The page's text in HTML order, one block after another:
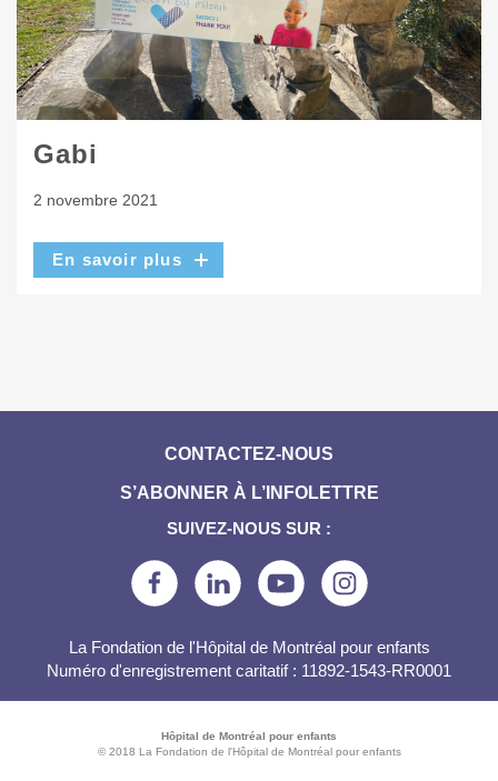
Gabi
2 novembre 2021
En savoir plus
CONTACTEZ-NOUS
S’ABONNER À L’INFOLETTRE
SUIVEZ-NOUS SUR :
La Fondation de l'Hôpital de Montréal pour enfants
Numéro d'enregistrement caritatif : 11892-1543-RR0001
Hôpital de Montréal pour enfants
© 2018 La Fondation de l'Hôpital de Montréal pour enfants